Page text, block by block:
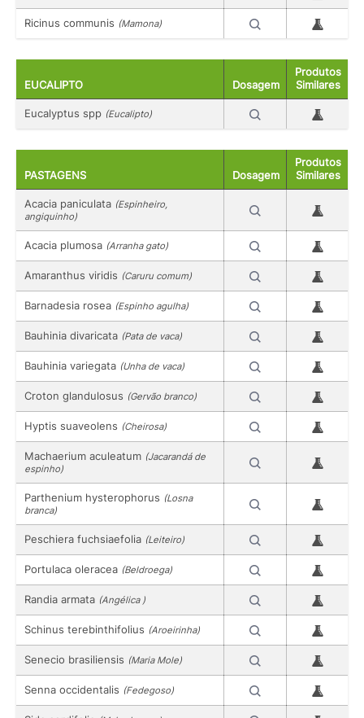
Ricinus communis (Mamona)
EUCALIPTO Dosagem
Produtos
Similares
Eucalyptus spp (Eucalipto)
PASTAGENS Dosagem
Produtos
Similares
Acacia paniculata (Espinheiro,
angiquinho)
Acacia plumosa (Arranha gato)
Amaranthus viridis (Caruru comum)
Barnadesia rosea (Espinho agulha)
Bauhinia divaricata (Pata de vaca)
Bauhinia variegata (Unha de vaca)
Croton glandulosus (Gervão branco)
Hyptis suaveolens (Cheirosa)
Machaerium aculeatum (Jacarandá de
espinho)
Parthenium hysterophorus (Losna
branca)
Peschiera fuchsiaefolia (Leiteiro)
Portulaca oleracea (Beldroega)
Randia armata (Angélica )
Schinus terebinthifolius (Aroeirinha)
Senecio brasiliensis (Maria Mole)
Senna occidentalis (Fedegoso)